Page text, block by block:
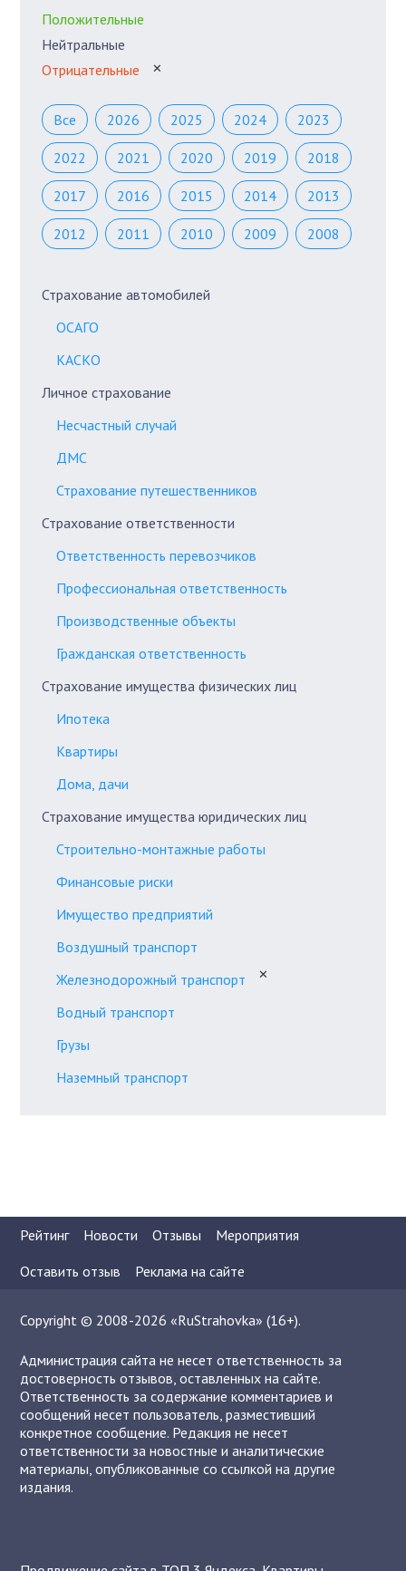
Положительные
Нейтральные
Отрицательные
✕
Все 2026 2025 2024 2023
2022 2021 2020 2019 2018
2017 2016 2015 2014 2013
2012 2011 2010 2009 2008
Страхование автомобилей
ОСАГО
КАСКО
Личное страхование
Несчастный случай
ДМС
Страхование путешественников
Страхование ответственности
Ответственность перевозчиков
Профессиональная ответственность
Производственные объекты
Гражданская ответственность
Страхование имущества физических лиц
Ипотека
Квартиры
Дома, дачи
Страхование имущества юридических лиц
Строительно-монтажные работы
Финансовые риски
Имущество предприятий
Воздушный транспорт
Железнодорожный транспорт
✕
Водный транспорт
Грузы
Наземный транспорт
Рейтинг Новости Отзывы
Мероприятия
Оставить отзыв
Реклама на сайте
Copyright © 2008-2026 «RuStrahovka» (16+).
Администрация сайта не несет ответственность за
достоверность отзывов, оставленных на сайте.
Ответственность за содержание комментариев и
сообщений несет пользователь, разместивший
конкретное сообщение. Редакция не несет
ответственности за новостные и аналитические
материалы, опубликованные со ссылкой на другие
издания.